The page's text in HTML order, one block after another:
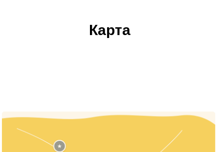
Карта